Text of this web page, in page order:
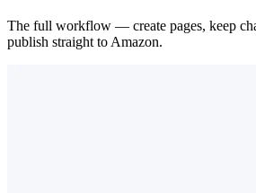
The full workflow — create pages, keep
publish straight to Amazon.